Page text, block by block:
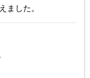
ました。